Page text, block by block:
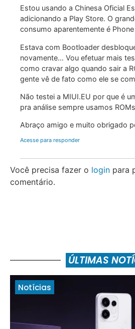
Estou usando a Chinesa Oficial
adicionando a Play Store. O
consumo aparentemente é Phone
Estava com Bootloader
novamente… Vou efetuar mais
como cravar algo quando sair a
gente vê de fato como ele se
Não testei a MIUI.EU por que é
pra análise sempre usamos
Abraço amigo e muito obrigado
Acesse para responder
Você precisa fazer o login para
comentário.
ÚLTIMAS
Notícias